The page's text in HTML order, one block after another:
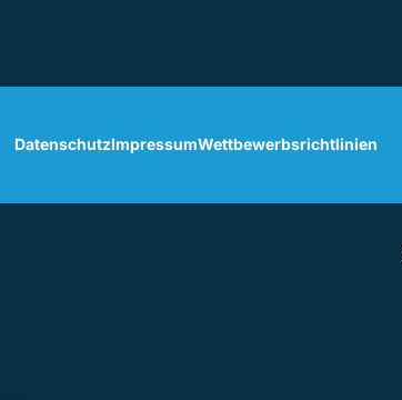
DatenschutzImpressumWettbewerbsrichtlinien